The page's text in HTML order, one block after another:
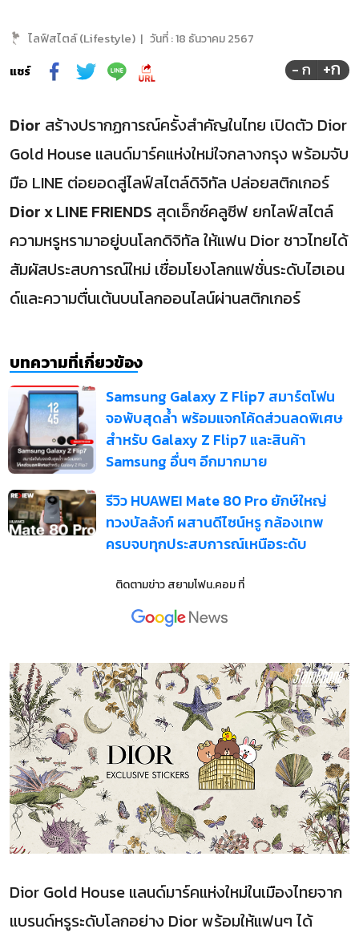
ไลฟ์สไตล์ (Lifestyle) | วันที่ :18 ธันวาคม 2567
แชร์
- ก +ก
Dior สร้างปรากฏการณ์ครั้งสำคัญในไทย เปิดตัว Dior
Gold House แลนด์มาร์คแห่งใหม่ใจกลางกรุง พร้อมจับ
มือ LINE ต่อยอดสู่ไลฟ์สไตล์ดิจิทัล ปล่อยสติกเกอร์
Dior x LINE FRIENDS สุดเอ็กซ์คลูซีฟ ยกไลฟ์สไตล์
ความหรูหรามาอยู่บนโลกดิจิทัล ให้แฟน Dior ชาวไทยได้
สัมผัสประสบการณ์ใหม่ เชื่อมโยงโลกแฟชั่นระดับไฮเอน
ด์และความตื่นเต้นบนโลกออนไลน์ผ่านสติกเกอร์
บทความที่เกี่ยวข้อง
Samsung Galaxy Z Flip7 สมาร์ตโฟน
จอพับสุดล้ำ พร้อมแจกโค้ดส่วนลดพิเศษ
สำหรับ Galaxy Z Flip7 และสินค้า
Samsung อื่นๆ อีกมากมาย
รีวิว HUAWEI Mate 80 Pro ยักษ์ใหญ่
ทวงบัลลังก์ ผสานดีไซน์หรู กล้องเทพ
ครบจบทุกประสบการณ์เหนือระดับ
ติดตามข่าวสยามโฟน.คอมที่
Dior Gold House แลนด์มาร์คแห่งใหม่ในเมืองไทยจาก
แบรนด์หรูระดับโลกอย่าง Dior พร้อมให้แฟนๆ ได้